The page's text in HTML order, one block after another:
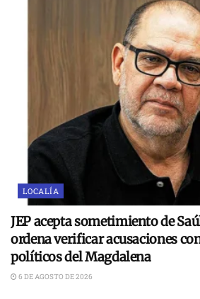
LOCALÍA
JEP acepta sometimiento de
ordena verificar acusaciones
políticos del Magdalena
6 DE AGOSTO DE 2026